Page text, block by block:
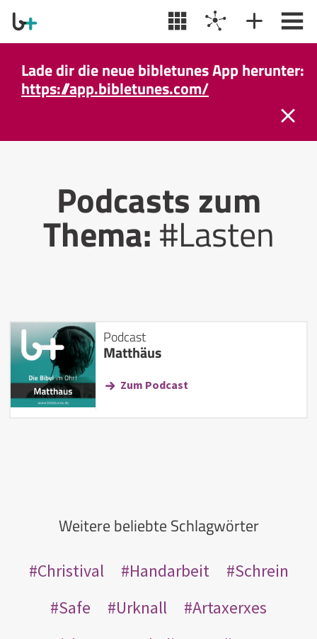
Lade dir die neue bibletunes App herunter:
https://app.bibletunes.com/
Podcasts zum
Thema:#Lasten
Podcast
Matthäus
Zum Podcast
Weitere beliebte Schlagwörter
Christival Handarbeit
Schrein
Safe
Urknall
Artaxerxes